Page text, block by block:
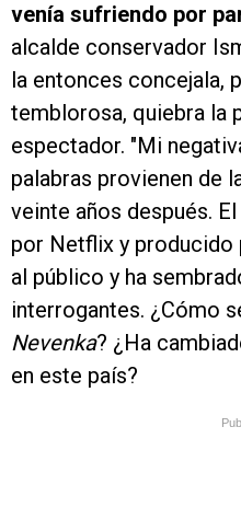
venía sufriendo por
alcalde conservador
la entonces concejala,
temblorosa, quiebra la
espectador. "Mi
palabras provienen de
veinte años después.
por Netflix y producido
al público y ha
interrogantes. ¿Cómo
Nevenka? ¿Ha
en este país?